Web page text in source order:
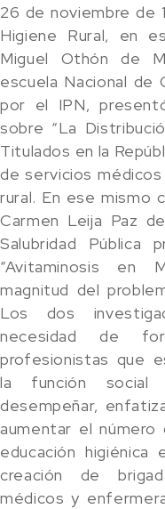
26 de noviembre de
Higiene Rural, en
Miguel Othón de
escuela Nacional de
por el IPN,
sobre “La
Titulados en la
de servicios
rural. En ese mismo
Carmen Leija Paz
Salubridad Pública
“Avitaminosis en
magnitud del
Los dos
necesidad de
profesionistas que
la función social
desempeñar,
aumentar el
educación
creación de
médicos y